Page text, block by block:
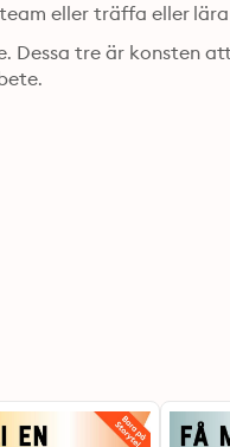
eller träffa eller
Dessa tre är konsten